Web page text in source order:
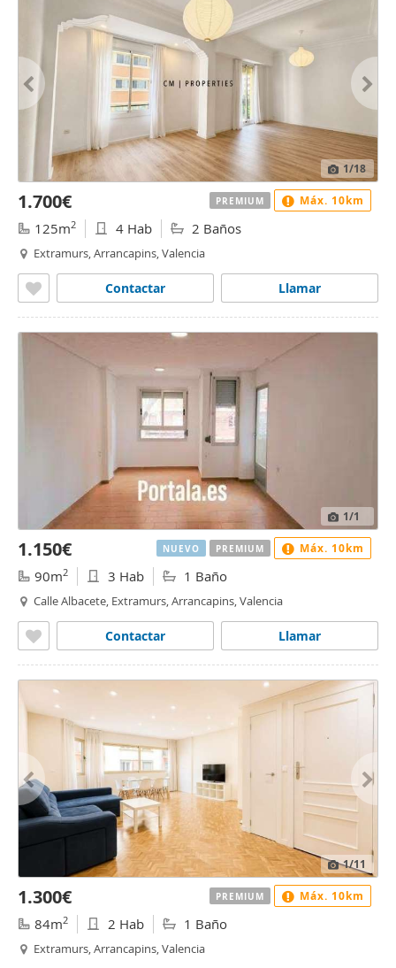
1/18
1.700€
125m2 4 Hab 2 Baños
Extramurs, Arrancapins, Valencia
Llamar
Contactar
PREMIUM Máx. 10km
1/1
1.150€
90m2 3 Hab 1 Baño
Calle Albacete, Extramurs, Arrancapins, Valencia
Llamar
Contactar
NUEVO PREMIUM Máx. 10km
1/11
1.300€
84m2 2 Hab 1 Baño
Extramurs, Arrancapins, Valencia
PREMIUM Máx. 10km